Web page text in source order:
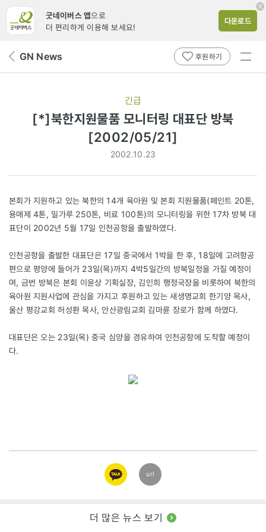
굿네이버스 앱으로
더 편리하게 이용해 보세요!
다운로드
뒤 GN News 후원하기
전체
긴급
[*]북한지원물품 모니터링 대표단 방북
[2002/05/21]
2002.10.23
본회가 지원하고 있는 북한의 14개 육아원 및 본회 지원물품(페인트 20톤,
용매제 4톤, 밀가루 250톤, 비료 100톤)의 모니터링을 위한 17차 방북 대
표단이 2002년 5월 17일 인천공항을 출발하였다.
인천공항을 출발한 대표단은 17일 중국에서 1박을 한 후, 18일에 고려항공
편으로 평양에 들어가 23일(목)까지 4박5일간의 방북일정을 가질 예정이
며, 금번 방북은 본회 이윤상 기획실장, 김인희 행정국장을 비롯하여 북한의
육아원 지원사업에 관심을 가지고 후원하고 있는 새생명교회 한기양 목사,
울산 평강교회 허성환 목사, 안산광림교회 김마륜 장로가 함께 하였다.
대표단은 오는 23일(목) 중국 심양을 경유하여 인천공항에 도착할 예정이
다.
카카오
링크
url
더 많은 뉴스 보기